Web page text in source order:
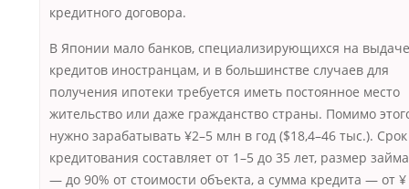
кредитного договора.
В Японии мало банков, специализирующихся на выдаче
кредитов иностранцам, и в большинстве случаев для
получения ипотеки требуется иметь постоянное место
жительство или даже гражданство страны. Помимо
нужно зарабатывать ¥2–5 млн в год ($18,4–46 тыс.). Срок
кредитования составляет от 1–5 до 35 лет, размер займа
— до 90% от стоимости объекта, а сумма кредита — от ¥